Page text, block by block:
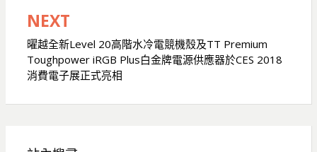
覽
NEXT
曜越全新Level 20高階水冷電競機殼及TT Premium
Toughpower iRGB Plus白金牌電源供應器於CES 2018
消費電子展正式亮相